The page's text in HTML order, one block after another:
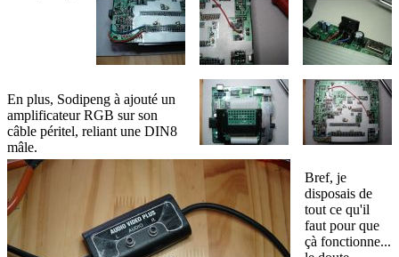
En plus, Sodipeng à ajouté un
amplificateur RGB sur son
câble péritel, reliant une DIN8
mâle.
Bref, je
disposais de
tout ce qu'il
faut pour que
çà fonctionne...